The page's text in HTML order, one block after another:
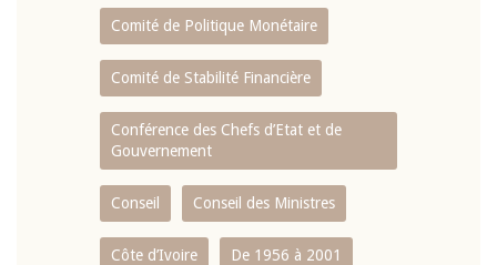
Comité de Politique Monétaire
Comité de Stabilité Financière
Conférence des Chefs d’Etat et de
Gouvernement
Conseil Conseil des Ministres
Côte d’Ivoire De 1956 à 2001